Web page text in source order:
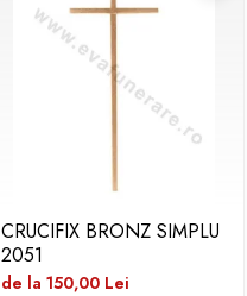
CRUCIFIX BRONZ SIMPLU
2051
de la 150,00 Lei